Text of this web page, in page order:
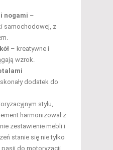
nogami –
samochodowej, z
– kreatywne i
wzrok.
dodatek do
stylu,
harmonizował z
zestawienie mebli i
stanie się nie tylko
pasji do motoryzacji.